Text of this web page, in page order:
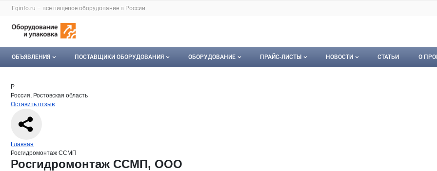
Раздел навигации по сайту eqinfo.ru
Eqinfo.ru – все пищевое оборудование в России.
Авторизация и меню пользователя
Навигация по разделам сайта eqinfo.ru
ОБЪЯВЛЕНИЯ
Мои объявления
ПОСТАВЩИКИ ОБОРУДОВАНИЯ
Каталог компаний
ОБОРУДОВАНИЕ ПРАЙС-ЛИСТЫ НОВОСТИ СТАТЬИ О
Страница компании
Страница компании
Краткая информация о компании
Р
Россия, Ростовская область
Оставить отзыв
Навигация по сайту
Главная
Росгидромонтаж ССМП
Основная информация о компании
Росгидромонтаж ССМП, ООО